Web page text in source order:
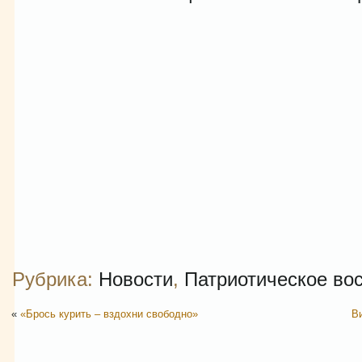
Рубрика: Новости, Патриотическое
« «Брось курить – вздохни свободно»